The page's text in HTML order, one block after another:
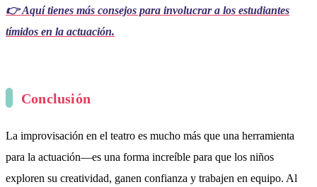
👉 Aquí tienes más consejos para involucrar a los estudiantes
tímidos en la actuación.
Conclusión
La improvisación en el teatro es mucho más que una herramienta
para la actuación—es una forma increíble para que los niños
exploren su creatividad, ganen confianza y trabajen en equipo. Al